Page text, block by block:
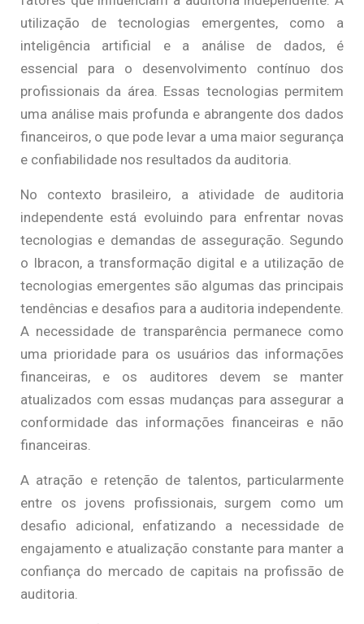
utilização de tecnologias emergentes, como a
inteligência artificial e a análise de dados, é
essencial para o desenvolvimento contínuo dos
profissionais da área. Essas tecnologias permitem
uma análise mais profunda e abrangente dos dados
financeiros, o que pode levar a uma maior segurança
e confiabilidade nos resultados da auditoria.
No contexto brasileiro, a atividade de auditoria
independente está evoluindo para enfrentar novas
tecnologias e demandas de asseguração. Segundo
o Ibracon, a transformação digital e a utilização de
tecnologias emergentes são algumas das principais
tendências e desafios para a auditoria independente.
A necessidade de transparência permanece como
uma prioridade para os usuários das informações
financeiras, e os auditores devem se manter
atualizados com essas mudanças para assegurar a
conformidade das informações financeiras e não
financeiras.
A atração e retenção de talentos, particularmente
entre os jovens profissionais, surgem como um
desafio adicional, enfatizando a necessidade de
engajamento e atualização constante para manter a
confiança do mercado de capitais na profissão de
auditoria.